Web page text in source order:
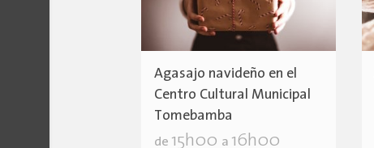
Agasajo navideño en el
Centro Cultural Municipal
Tomebamba
de 15h00 a 16h00